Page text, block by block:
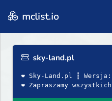
mclist.io
sky-land.pl
❤ Sky-Land.pl ┇
❤ Zapraszamy